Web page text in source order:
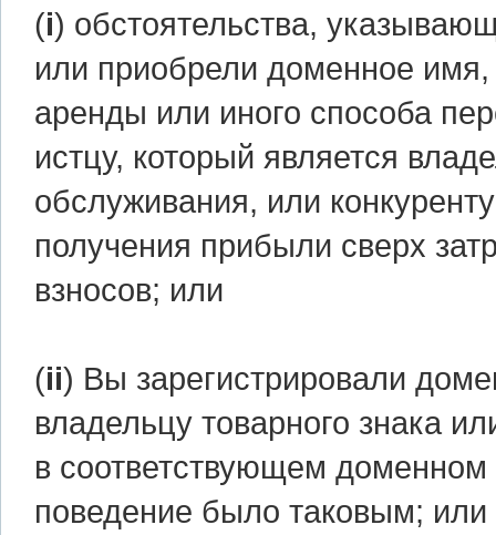
(i) обстоятельства,
или приобрели доменное
аренды или иного способа
истцу, который является
обслуживания, или
получения прибыли сверх
взносов; или
(ii) Вы зарегистрировали
владельцу товарного знака
в соответствующем
поведение было таковым; или